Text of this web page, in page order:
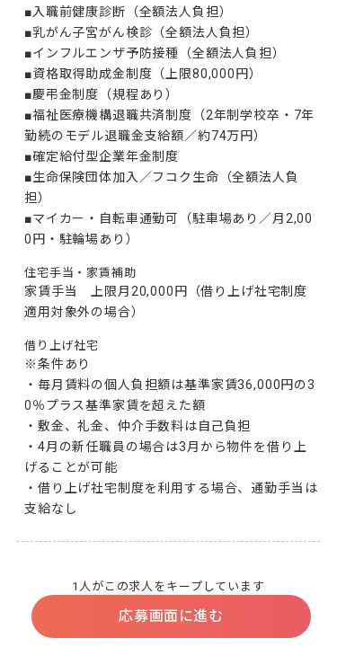
■入職前健康診断（全額法人負担）
■乳がん子宮がん検診（全額法人負担）
■インフルエンザ予防接種（全額法人負担）
■資格取得助成金制度（上限80,000円）
■慶弔金制度（規程あり）
■福祉医療機構退職共済制度（2年制学校卒・7年
勤続のモデル退職金支給額／約74万円）
■確定給付型企業年金制度
■生命保険団体加入／フコク生命（全額法人負
担）
■マイカー・自転車通勤可（駐車場あり／月2,00
0円・駐輪場あり）
住宅手当・家賃補助
家賃手当　上限月20,000円（借り上げ社宅制度
適用対象外の場合）
借り上げ社宅
※条件あり
・毎月賃料の個人負担額は基準家賃36,000円の3
0％プラス基準家賃を超えた額
・敷金、礼金、仲介手数料は自己負担
・4月の新任職員の場合は3月から物件を借り上
げることが可能
・借り上げ社宅制度を利用する場合、通勤手当は
支給なし
1人がこの求人をキープしています
応募画面に進む